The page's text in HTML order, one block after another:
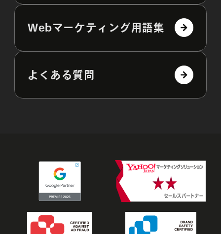
Webマーケティング用語集
よくある質問